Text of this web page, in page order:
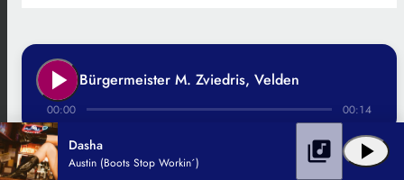
play_arrow Bürgermeister M. Zviedris, Velden
00:00 00:14
Dasha
Austin (Boots Stop Workin´) play_arrow
library_music